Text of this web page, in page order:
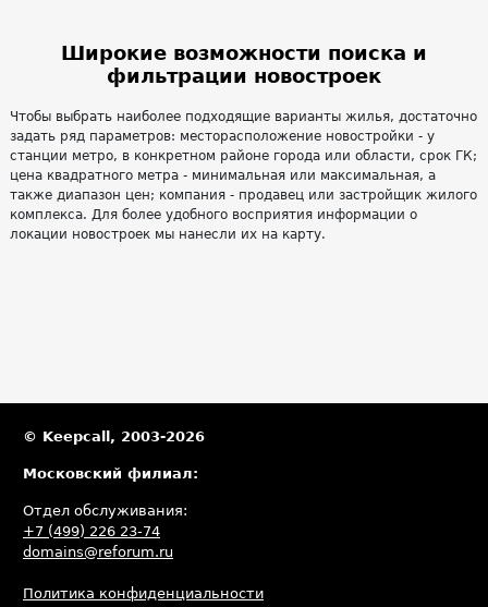
Широкие возможности поиска и
фильтрации новостроек
Чтобы выбрать наиболее подходящие варианты жилья, достаточно
задать ряд параметров: месторасположение новостройки - у
станции метро, в конкретном районе города или области, срок ГК;
цена квадратного метра - минимальная или максимальная, а
также диапазон цен; компания - продавец или застройщик жилого
комплекса. Для более удобного восприятия информации о
локации новостроек мы нанесли их на карту.
© Keepcall, 2003-2026
Московский филиал:
Отдел обслуживания:
+7 (499) 226 23-74
domains@reforum.ru
Политика конфиденциальности